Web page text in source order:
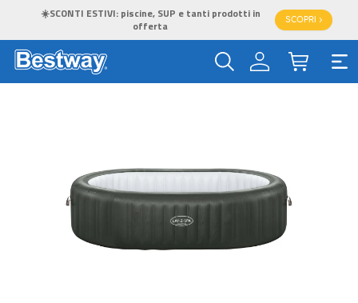
☀️SCONTI ESTIVI: piscine, SUP e tanti prodotti in
offerta
SCOPRI >